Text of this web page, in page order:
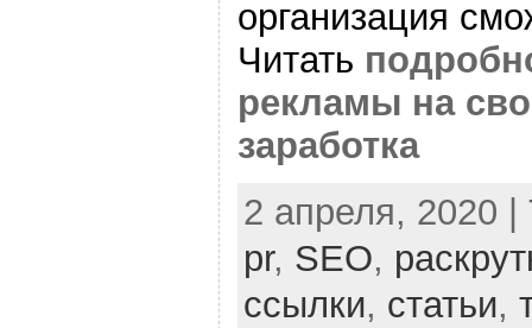
организация
Читать
рекламы на
заработка
2 апреля, 2020
pr, SEO,
ссылки, статьи,